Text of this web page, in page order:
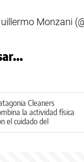
Monzani
Cleaners
la actividad física
el cuidado del
en